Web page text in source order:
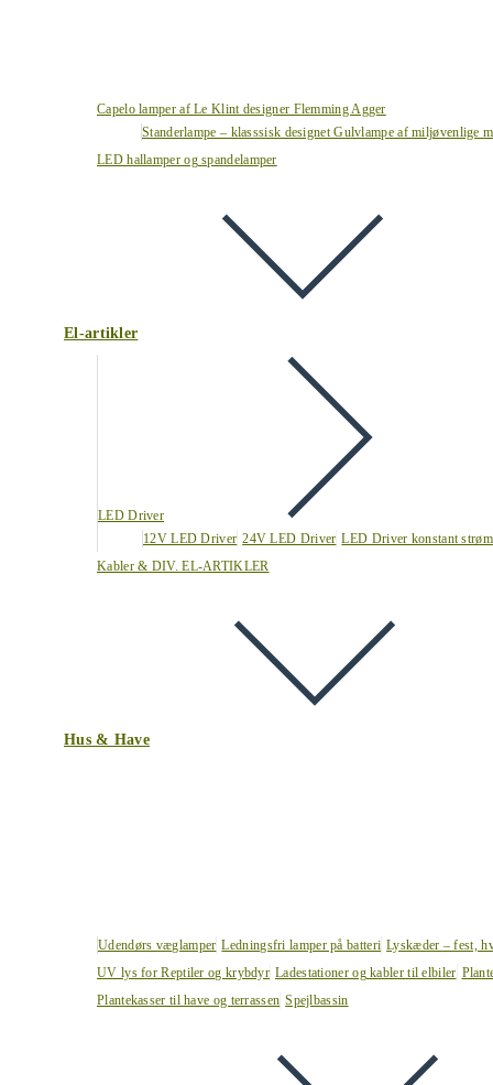
Capelo lamper af Le Klint designer Flemming Agger
Standerlampe – klasssisk designet Gulvlampe af miljøvenlige
LED hallamper og spandelamper
El-artikler
LED Driver
12V LED Driver 24V LED Driver LED Driver konstant strøm
Kabler & DIV. EL-ARTIKLER
Hus & Have
Udendørs væglamper Ledningsfri lamper på batteri Lyskæder – fest,
UV lys for Reptiler og krybdyr Ladestationer og kabler til elbiler
Plantekasser til have og terrassen Spejlbassin